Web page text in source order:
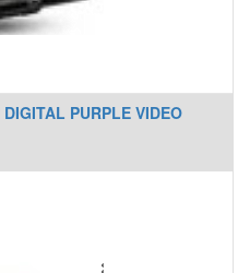
PURPLE VIDEO